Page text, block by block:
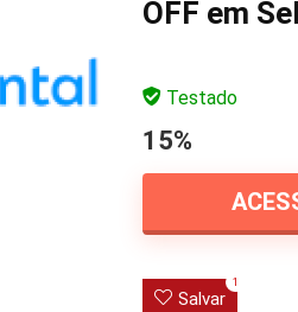
OFF em
Testado
15%
Salvar
1